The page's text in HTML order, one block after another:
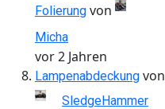
Folierung von
Micha
vor 2 Jahren
Lampenabdeckung von
SledgeHammer